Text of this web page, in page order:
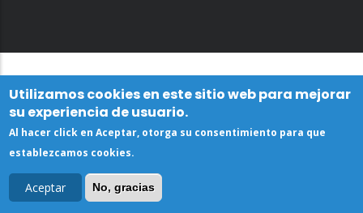
Utilizamos cookies en este sitio web para mejorar
su experiencia de usuario.
Al hacer click en Aceptar, otorga su consentimiento para que
establezcamos cookies.
Aceptar No, gracias